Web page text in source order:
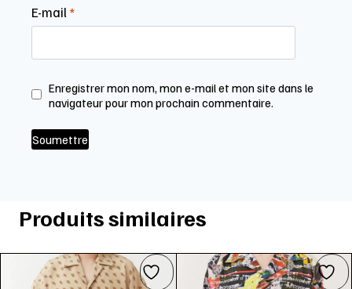
E-mail *
Enregistrer mon nom, mon e-mail et mon site dans le
navigateur pour mon prochain commentaire.
Produits similaires